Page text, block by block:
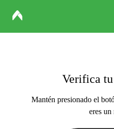
Verifica
Mantén presionado el
eres un